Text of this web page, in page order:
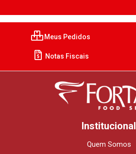
Meus Pedidos
Notas Fiscais
Institucional
Quem Somos